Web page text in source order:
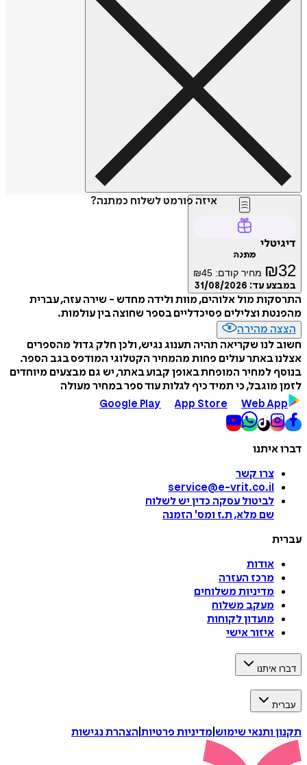
איזה פורמט לשלוח כמתנה?
דיגיטלי
מתנה
₪32 מחיר קודם: ₪45
במבצע עד: 31/08/2026
התרסקות מול אלוהים, מוות ולידה מחדש - שירה עזה, עברית
מהפנטת וצלילים פסיכדליים בספר שחוצה בין עולמות.
הצצה מהירה
חשוב לנו שקריאה תהיה תענוג נגיש, ולכן חלק גדול מהספרים
אצלנו באתר עולים פחות מהמחיר הקטלוגי המודפס בגב הספר.
בנוסף למחיר המופחת באופן קבוע באתר, יש גם מבצעים מיוחדים
לזמן מוגבל, כי תמיד כיף לגלות עוד ספר במחיר מעולה
Google Play
App Store Web App
דברו איתנו
צרו קשר
service@e-vrit.co.il
לביטול עסקה כדין יש לשלוח
שם מלא, ת.ז ומס' הזמנה
עברית
אודות
מרכז העזרה
מדיניות משלוחים
מעקב משלוח
מועדון לקוחות
איזור אישי
דברו איתנו
עברית
תקנון ותנאי שימוש מדיניות פרטיות הצהרת נגישות